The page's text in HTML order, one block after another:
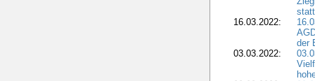
16.03.2022:
der
03.03.2022: